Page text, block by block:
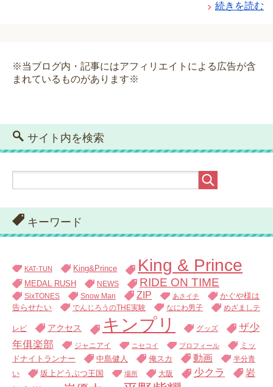
続きを読む
※当ブログ内・記事にはアフィリエイトによる広告が含
まれているものがあります※
サイト内を検索
キーワード
KAT-TUN King&Prince King & Prince
MEDAL RUSH NEWS RIDE ON TIME
SixTONES Snow Man ZIP あさイチ
かぐや様は
告らせたい
でんじろうのTHE実験 なにわ男子 めざましテ
レビ アクセス キンプリ グッズ
ザ少
年俱楽部
ジャニアイ ニセコイ プロフィール
ミッ
ドナイトランナー
中島健人 俺スカ 動画
半分青
い
坂上どうぶつ王国 場所 大阪 少クラ
岩